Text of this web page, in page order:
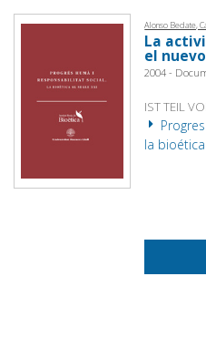
Alonso Bedate,
La
el
2004 -
IST TEIL
la bioética